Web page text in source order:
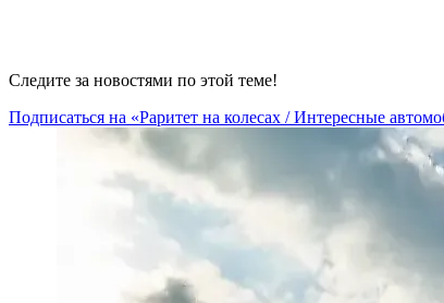
Следите за новостями по этой теме!
Подписаться на «Раритет на колесах / Интересные